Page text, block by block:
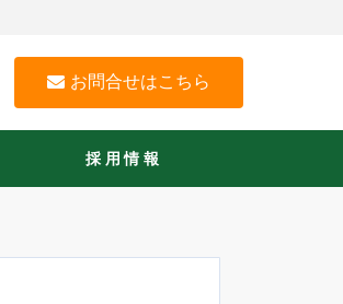
お問合せはこちら
採用情報